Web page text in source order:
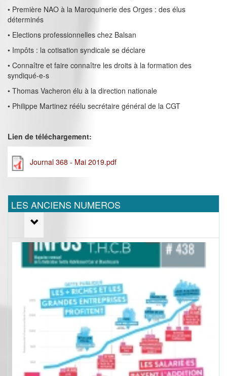
• Première NAO à la Maroquinerie des Orges : des élus
déterminés
• Elections professionnelles chez Balsan
• Impôts : la cotisation syndicale se déclare
• Connaître et faire connaître les droits à la formation des
syndiqué-e-s
• Thomas Vacheron élu à la direction nationale
• Philippe Martinez réélu secrétaire général de la CGT
Lien de téléchargement:
Journal 368 - Mai 2019.pdf
LES ANCIENS NUMEROS